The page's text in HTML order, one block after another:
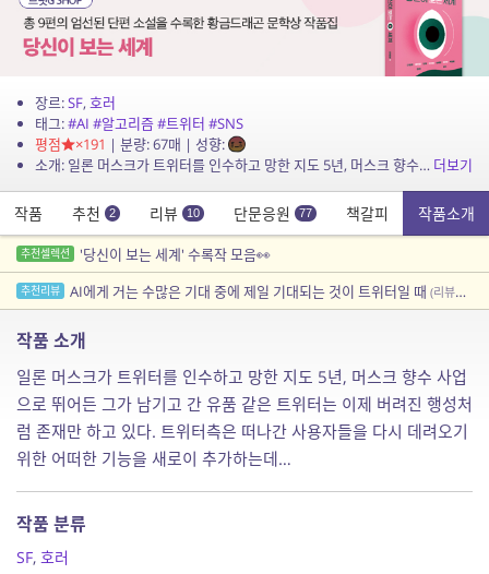
장르:SF,호러
태그:#AI #알고리즘#트위터 #SNS
평점
×191 | 분량: 67매 | 성향:
소개: 일론 머스크가 트위터를 인수하고 망한 지도 5년, 머스크 향수 사업으로 뛰어든 그가 남기고 간 유품 같은 트위터는 이제 버려진 행성처럼 존재만 하고 있다. 트위터측은 떠나간 사용자... 더보기
작품 추천 2 리뷰 10 단문응원 77 책갈피 작품소개
추천셀렉션 '당신이 보는 세계' 수록작 모음👀
추천리뷰 AI에게 거는 수많은 기대 중에 제일 기대되는 것이 트위터일 때 (리뷰어: 일요일)
작품 소개
일론 머스크가 트위터를 인수하고 망한 지도 5년, 머스크 향수 사업
으로 뛰어든 그가 남기고 간 유품 같은 트위터는 이제 버려진 행성처
럼 존재만 하고 있다. 트위터측은 떠나간 사용자들을 다시 데려오기
위한 어떠한 기능을 새로이 추가하는데…
작품 분류
SF, 호러